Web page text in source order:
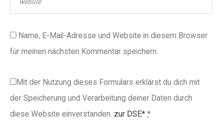
Name, E-Mail-Adresse und Website in diesem Browser
für meinen nächsten Kommentar speichern.
Mit der Nutzung dieses Formulars erklärst du dich mit
der Speicherung und Verarbeitung deiner Daten durch
diese Website einverstanden. zur DSE* *